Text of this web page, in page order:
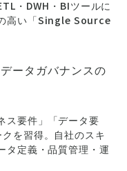
・DWH・BIツールに
高い「Single Source
ータガバナンスの
ス要件」「データ要
を習得。自社のスキ
タ定義・品質管理・運